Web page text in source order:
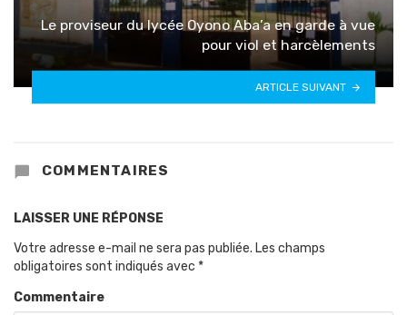
Le proviseur du lycée Oyono Aba’a en garde à vue
pour viol et harcèlements
ARTICLE SUIVANT
COMMENTAIRES
LAISSER UNE RÉPONSE
Votre adresse e-mail ne sera pas publiée. Les champs
obligatoires sont indiqués avec *
Commentaire